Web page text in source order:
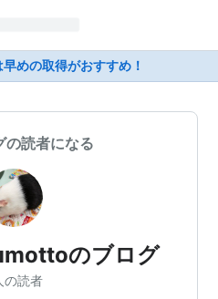
めの取得がおすすめ！
の読者になる
のブログ
の読者